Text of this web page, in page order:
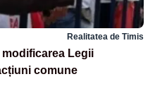
Realitatea de Timis
Legii
comune